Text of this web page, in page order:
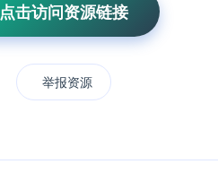
点击访问资源链接
举报资源